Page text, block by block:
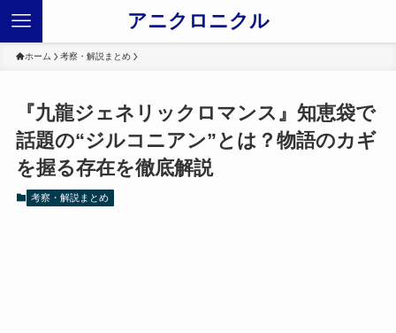
アニクロニクル
ホーム 考察・解説まとめ
『九龍ジェネリックロマンス』知恵袋で
話題の“ジルコニアン”とは？物語のカギ
を握る存在を徹底解説
考察・解説まとめ